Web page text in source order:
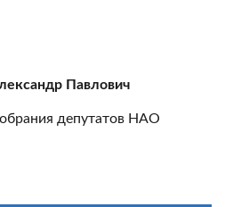
Павлович
депутатов НАО